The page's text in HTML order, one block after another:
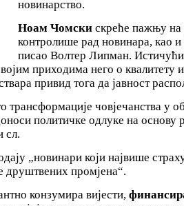
новинарство.
Ноам Чомски скреће пажњу на
контролише рад новинара, као
писао Волтер Липман.
приходима него о
привид тога да јавност
трансформације човјечанства у
политичке одлуке на
сл.
„новинари који највише
друштвених промјена“.
конзумира вијести,